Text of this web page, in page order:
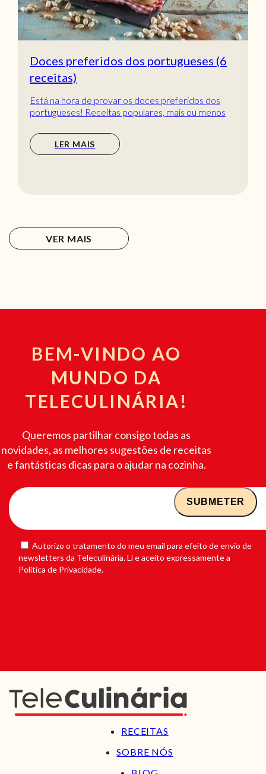
Doces preferidos dos portugueses (6
receitas)
Está na hora de provar os doces preferidos dos
portugueses! Receitas populares, mais ou menos
LER MAIS
VER MAIS
BEM-VINDO AO
MUNDO DA
TELECULINÁRIA!
Queremos partilhar consigo todas as
novidades, as melhores sugestões de receitas
e fantásticas dicas para o ajudar na cozinha.
Autorizo o tratamento do meu email para efeito de envio de
newsletters da Teleculinária. Li e aceito expressamente a
Política de Privacidade.
RECEITAS
SOBRE NÓS